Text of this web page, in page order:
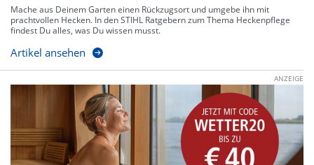
Mache aus Deinem Garten einen Rückzugsort und umgebe ihn mit
prachtvollen Hecken. In den STIHL Ratgebern zum Thema Heckenpflege
findest Du alles, was Du wissen musst.
Artikel ansehen
ANZEIGE